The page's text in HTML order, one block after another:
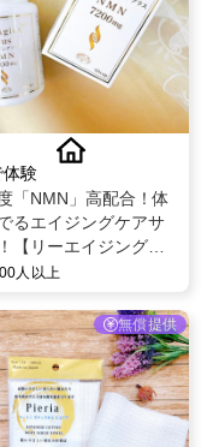
体験
「NMN」高配合！体
るエイジングケアサ
【リーエイジングプ
人以上
無償提供